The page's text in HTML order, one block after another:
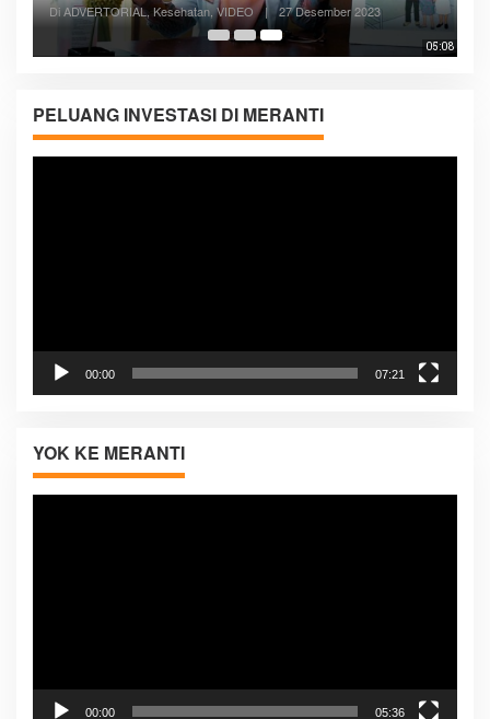
05:08
Di ADVERTORIAL, Kesehatan, VIDEO | 27 Desember 2023
PELUANG INVESTASI DI MERANTI
Pemutar
00:00 07:21
YOK KE MERANTI
00:00 05:36